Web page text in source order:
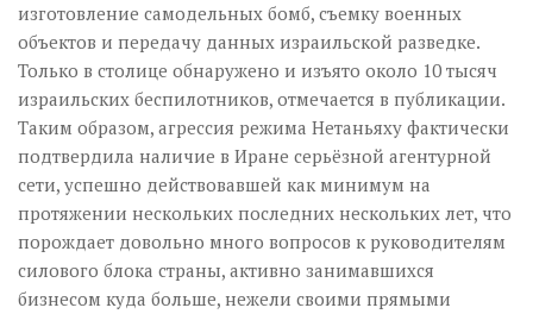
изготовление самодельных бомб, съемку военных
объектов и передачу данных израильской разведке.
Только в столице обнаружено и изъято около 10 тысяч
израильских беспилотников, отмечается в публикации.
Таким образом, агрессия режима Нетаньяху фактически
подтвердила наличие в Иране серьёзной агентурной
сети, успешно действовавшей как минимум на
протяжении нескольких последних нескольких лет, что
порождает довольно много вопросов к руководителям
силового блока страны, активно занимавшихся
бизнесом куда больше, нежели своими прямыми